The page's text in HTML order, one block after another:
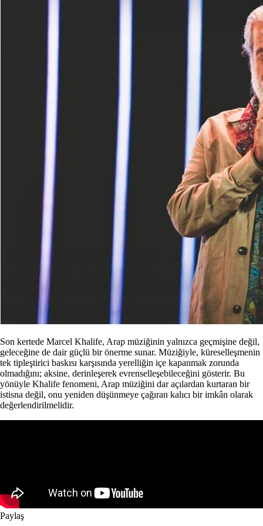
Son kertede Marcel Khalife, Arap müziğinin yalnızca geçmişine değil,
geleceğine de dair güçlü bir önerme sunar. Müziğiyle, küreselleşmenin
tek tipleştirici baskısı karşısında yerelliğin içe kapanmak zorunda
olmadığını; aksine, derinleşerek evrenselleşebileceğini gösterir. Bu
yönüyle Khalife fenomeni, Arap müziğini dar açılardan kurtaran bir
istisna değil, onu yeniden düşünmeye çağıran kalıcı bir imkân olarak
değerlendirilmelidir.
Paylaş